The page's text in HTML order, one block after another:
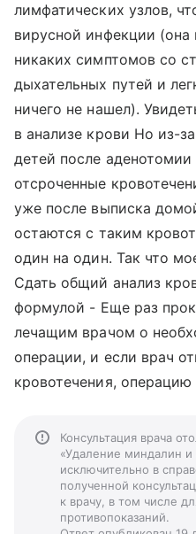
лимфатических узлов,
вирусной инфекции (она
никаких симптомов со
дыхательных путей и
ничего не нашел).
в анализе крови Но из-
детей после
отсроченные
уже после выписка
остаются с таким
один на один. Так что
Сдать общий анализ
формулой - Еще раз
лечащим врачом о
операции, и если врач
кровотечения, операцию
Консультация врача
«Удаление миндалин и
исключительно в
полученной
к врачу, в том числе
противопоказаний.